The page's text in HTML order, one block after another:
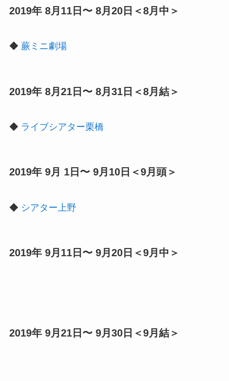
2019年 8月11日〜 8月20日＜8月中＞
◆ 蕨ミニ劇場
2019年 8月21日〜 8月31日＜8月結＞
◆ ライブシアター栗橋
2019年 9月 1日〜 9月10日＜9月頭＞
◆ シアター上野
2019年 9月11日〜 9月20日＜9月中＞
2019年 9月21日〜 9月30日＜9月結＞